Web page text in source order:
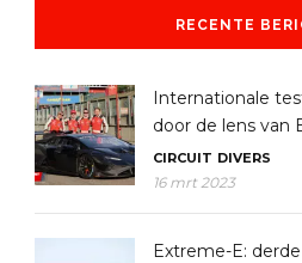
RECENTE
Internationale
door de lens van
CIRCUIT DIVERS
16 mrt 2023
Extreme-E: